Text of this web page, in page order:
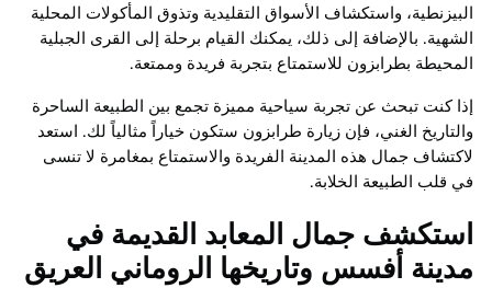
البيزنطية، واستكشاف الأسواق التقليدية وتذوق المأكولات المحلية
الشهية. بالإضافة إلى ذلك، يمكنك القيام برحلة إلى القرى الجبلية
المحيطة بطرابزون للاستمتاع بتجربة فريدة وممتعة.
إذا كنت تبحث عن تجربة سياحية مميزة تجمع بين الطبيعة الساحرة
والتاريخ الغني، فإن زيارة طرابزون ستكون خياراً مثالياً لك. استعد
لاكتشاف جمال هذه المدينة الفريدة والاستمتاع بمغامرة لا تنسى
في قلب الطبيعة الخلابة.
استكشف جمال المعابد القديمة في
مدينة أفسس وتاريخها الروماني العريق